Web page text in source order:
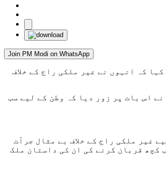
Join PM Modi on WhatsApp
کہ انہوں نے غیر ملکی راج کے خلاف
اس بات پر زور دیا کہ وطن کے لیے سب
غیر ملکی راج کے خلاف بے مثال جرأت
کچھ قربان کرنے کی ان کی داستان ملک